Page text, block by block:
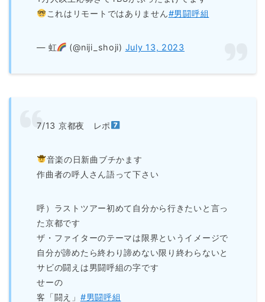
これはリモートではありません#男闘呼組
— 虹 (@niji_shoji) July 13, 2023
7/13 京都夜 レポ
音楽の日新曲ブチかます
作曲者の呼人さん語って下さい
呼）ラストツアー初めて自分から行きたいと言っ
た京都です
ザ・ファイターのテーマは限界というイメージで
自分が諦めたら終わり諦めない限り終わらないと
サビの闘えは男闘呼組の字です
せーの
客「闘え」 #男闘呼組